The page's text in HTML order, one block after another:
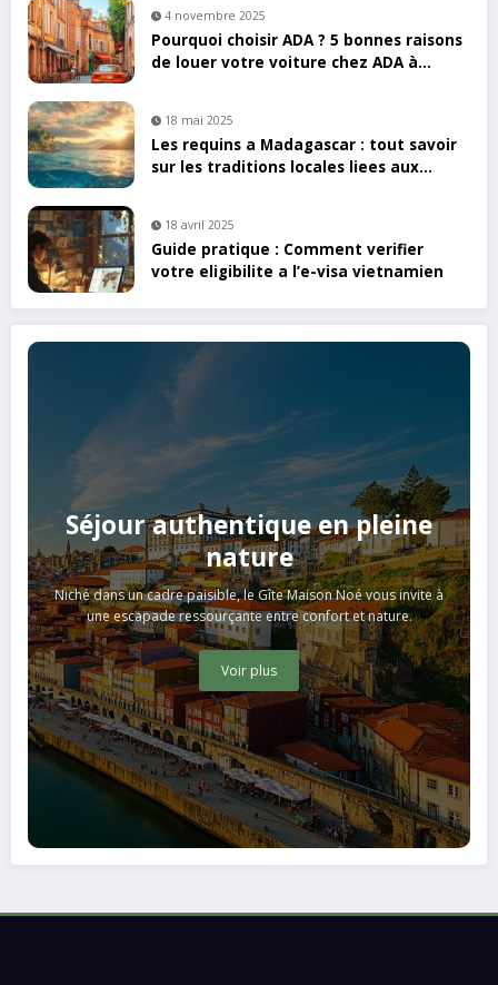
4 novembre 2025
Pourquoi choisir ADA ? 5 bonnes raisons
de louer votre voiture chez ADA à
18 mai 2025
Les requins a Madagascar : tout savoir
sur les traditions locales liees aux
18 avril 2025
Guide pratique : Comment verifier
votre eligibilite a l’e-visa vietnamien
Séjour authentique en pleine
nature
Niché dans un cadre paisible, le Gîte Maison Noé vous invite à
une escapade ressourçante entre confort et nature.
Voir plus